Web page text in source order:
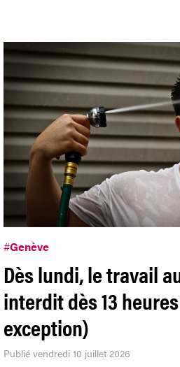
#Genève
Dès lundi, le travail
interdit dès 13
exception)
Publié vendredi 10 juillet 2026